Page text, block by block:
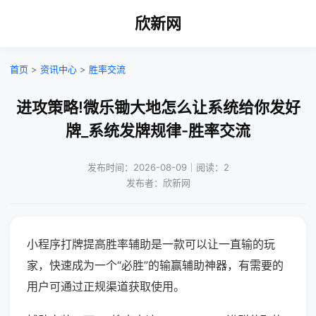
欣新网
首页 > 资讯中心 > 胜率交流
进攻策略!微乐锄大地怎么让系统给你发好
牌_系统发牌规律-胜率交流
发布时间：2026-08-09｜阅读：2
发布者：欣新网
小程序打牌提高胜率辅助是一款可以让一直输的玩
家，快速成为一个“必胜”的输赢辅助神器，有需要的
用户可通过正规渠道获取使用。